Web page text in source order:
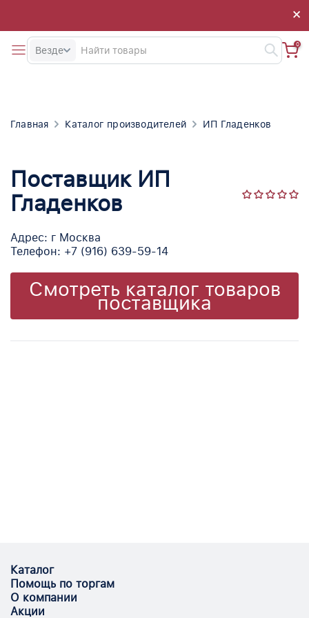
×
×
Везде
0
Главная Каталог производителей ИП Гладенков
Поставщик ИП
Гладенков
Адрес: г Москва
Телефон: +7 (916) 639-59-14
Смотреть каталог товаров
поставщика
Каталог
Помощь по торгам
О компании
Акции